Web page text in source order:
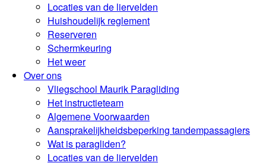
Locaties van de liervelden
Huishoudelijk reglement
Reserveren
Schermkeuring
Het weer
Over ons
Vliegschool Maurik Paragliding
Het instructieteam
Algemene Voorwaarden
Aansprakelijkheidsbeperking tandempassagiers
Wat is paragliden?
Locaties van de liervelden